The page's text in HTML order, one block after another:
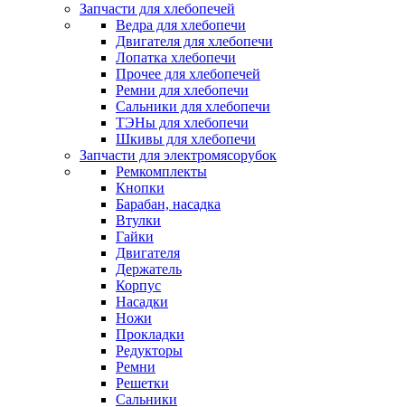
Запчасти для хлебопечей
Ведра для хлебопечи
Двигателя для хлебопечи
Лопатка хлебопечи
Прочее для хлебопечей
Ремни для хлебопечи
Сальники для хлебопечи
ТЭНы для хлебопечи
Шкивы для хлебопечи
Запчасти для электромясорубок
Ремкомплекты
Кнопки
Барабан, насадка
Втулки
Гайки
Двигателя
Держатель
Корпус
Насадки
Ножи
Прокладки
Редукторы
Ремни
Решетки
Сальники